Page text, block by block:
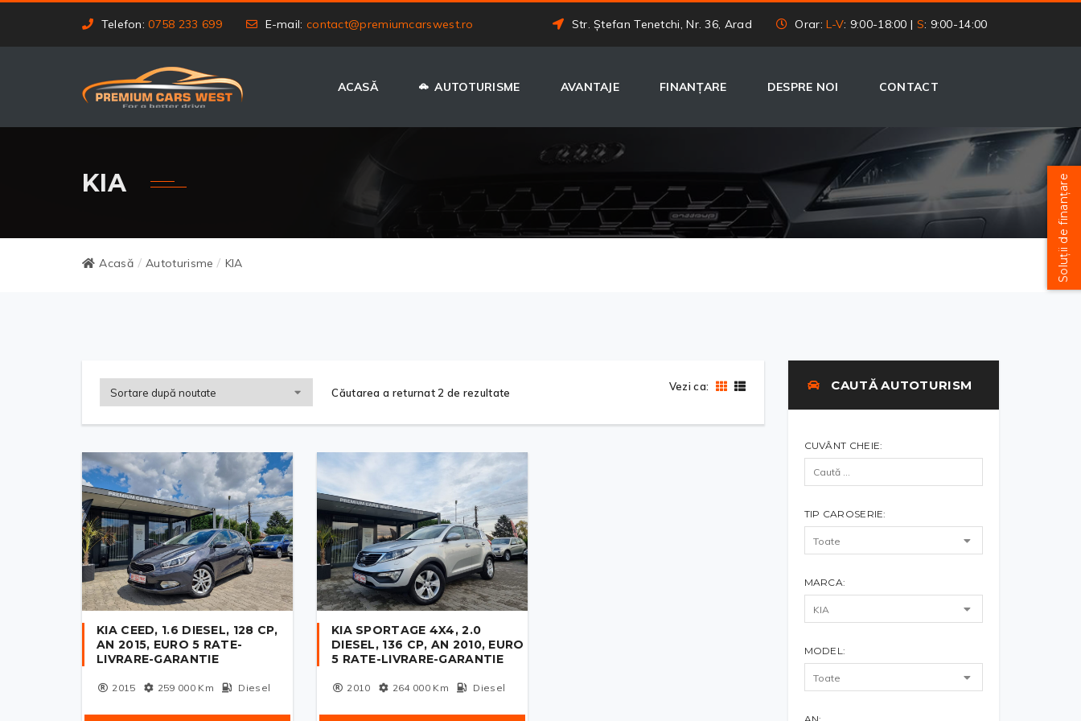
Telefon:0758 233 699 E-mail: contact@premiumcarswest.ro Str. Ștefan Tenetchi, Nr. 36, Arad Orar:L-V: 9:00-18:00 | S: 9:00-14:00
ACASĂ AUTOTURISME AVANTAJE FINANȚARE DESPRE NOI CONTACT
KIA
Acasă / Autoturisme / KIA
Căutarea a returnat 2 de rezultate Vezi ca:
KIA CEED, 1.6 DIESEL, 128 CP,
AN 2015, EURO 5 RATE-
LIVRARE-GARANTIE
2015 259 000Km Diesel
KIA SPORTAGE 4X4, 2.0
DIESEL, 136 CP, AN 2010, EURO
5 RATE-LIVRARE-GARANTIE
2010 264 000Km Diesel
CAUTĂ AUTOTURISM
CUVÂNT CHEIE:
TIP CAROSERIE:
MARCA:
MODEL:
Soluții de finanțare